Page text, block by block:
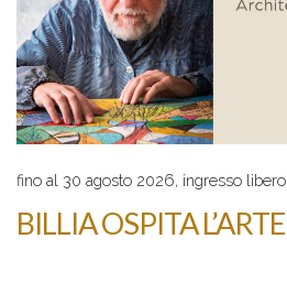
fino al 30 agosto 2026, ingresso libero
BILLIA OSPITA L’ARTE